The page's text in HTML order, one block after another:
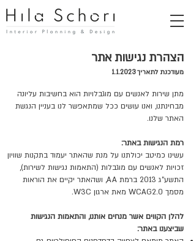
הצהרת נגישות אתר
מעודכנת לתאריך 1.1.2023
מתן שירות לאנשים עם מוגבלויות הוא בחשיבות עליונה
מבחינתנו, ואנו עושים ככל שמתאפשר לנו בעניין הנגשת
האתר שלנו.
רמת הנגישות באתר:
עשינו כמיטב יכולתנו על מנת שהאתר יעמוד בתקנות שוויון
זכויות לאנשים עם מוגבלות (התאמות נגישות לשירות),
התשע"ג 2013 ברמת AA, ושהאתר יקיים את הוראות
מסמך WCAG2.0 מאת ארגון W3C.
​להלן הקווים אשר מנחים אותנו, והתאמות הנגישות
שביצענו באתר: